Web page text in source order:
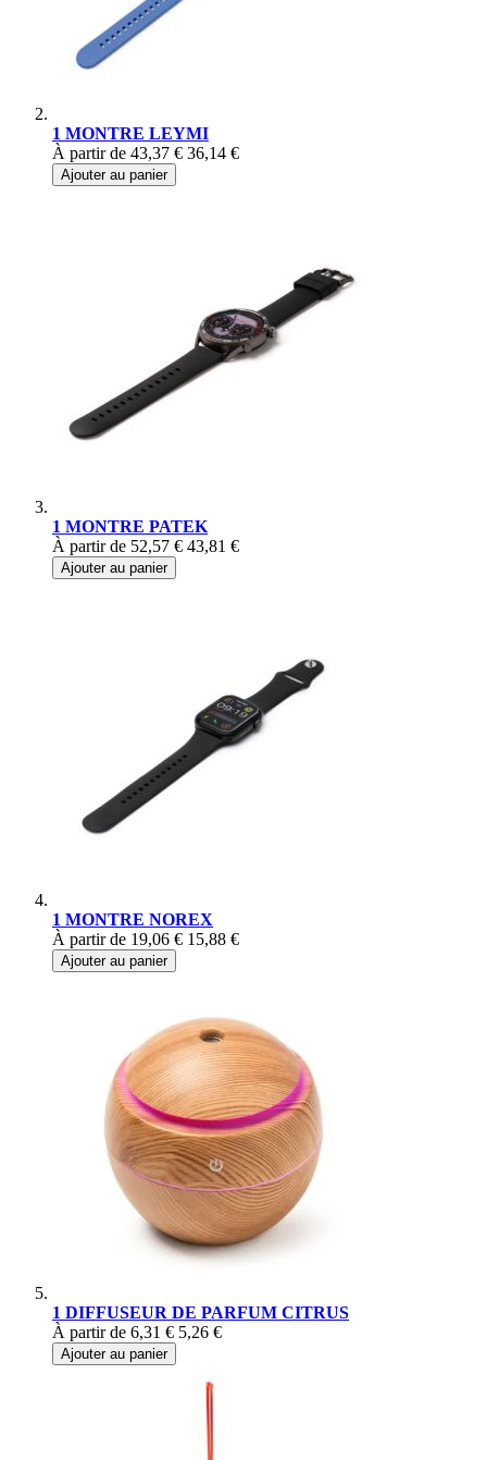
1 MONTRE LEYMI
À partir de 43,37 € 36,14 €
Ajouter au panier
1 MONTRE PATEK
À partir de 52,57 € 43,81 €
Ajouter au panier
1 MONTRE NOREX
À partir de 19,06 € 15,88 €
Ajouter au panier
1 DIFFUSEUR DE PARFUM CITRUS
À partir de 6,31 € 5,26 €
Ajouter au panier